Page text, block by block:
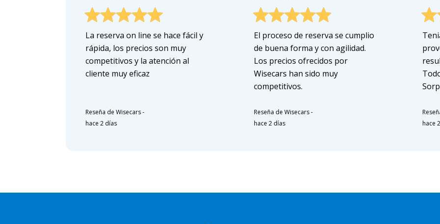
La reserva on line se hace fácil y
rápida, los precios son muy
competitivos y la atención al
cliente muy eficaz
Reseña de Wisecars-
hace 2 días
El proceso de reserva se cumplio
de buena forma y con agilidad.
Los precios ofrecidos por
Wisecars han sido muy
competitivos.
Reseña de Wisecars-
hace 2 días
hace